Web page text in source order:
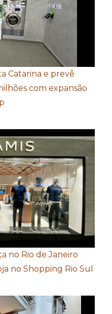
Catarina e prevê
com expansão
no Rio de Janeiro
no Shopping Rio Sul